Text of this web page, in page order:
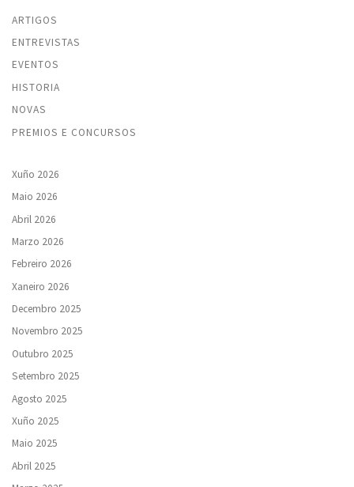
ARTIGOS
ENTREVISTAS
EVENTOS
HISTORIA
NOVAS
PREMIOS E CONCURSOS
Xuño 2026
Maio 2026
Abril 2026
Marzo 2026
Febreiro 2026
Xaneiro 2026
Decembro 2025
Novembro 2025
Outubro 2025
Setembro 2025
Agosto 2025
Xuño 2025
Maio 2025
Abril 2025